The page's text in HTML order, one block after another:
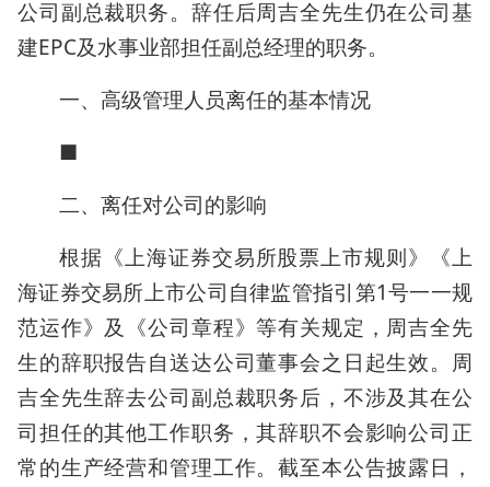
公司副总裁职务。辞任后周吉全先生仍在公司基
建EPC及水事业部担任副总经理的职务。
一、高级管理人员离任的基本情况
■
二、离任对公司的影响
根据《上海证券交易所股票上市规则》《上
海证券交易所上市公司自律监管指引第1号一一规
范运作》及《公司章程》等有关规定，周吉全先
生的辞职报告自送达公司董事会之日起生效。周
吉全先生辞去公司副总裁职务后，不涉及其在公
司担任的其他工作职务，其辞职不会影响公司正
常的生产经营和管理工作。截至本公告披露日，